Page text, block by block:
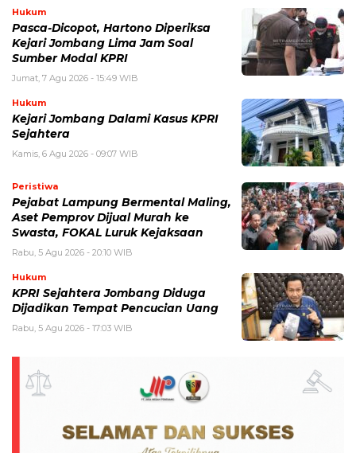
Hukum
Pasca-Dicopot, Hartono Diperiksa
Kejari Jombang Lima Jam Soal
Sumber Modal KPRI
Jumat, 7 Agu 2026 - 15:49 WIB
Hukum
Kejari Jombang Dalami Kasus KPRI
Sejahtera
Kamis, 6 Agu 2026 - 09:07 WIB
Peristiwa
Pejabat Lampung Bermental Maling,
Aset Pemprov Dijual Murah ke
Swasta, FOKAL Luruk Kejaksaan
Rabu, 5 Agu 2026 - 20:10 WIB
Hukum
KPRI Sejahtera Jombang Diduga
Dijadikan Tempat Pencucian Uang
Rabu, 5 Agu 2026 - 17:03 WIB